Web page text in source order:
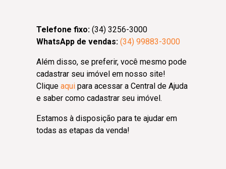
Telefone fixo: (34) 3256-3000
WhatsApp de vendas: (34) 99883-3000
Além disso, se preferir, você mesmo pode
cadastrar seu imóvel em nosso site!
Clique aqui para acessar a Central de Ajuda
e saber como cadastrar seu imóvel.
Estamos à disposição para te ajudar em
todas as etapas da venda!